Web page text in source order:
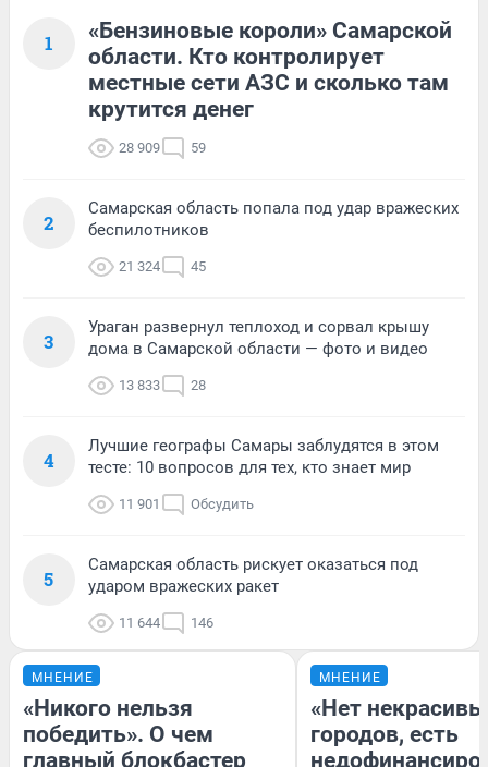
1
«Бензиновые короли» Самарской
области. Кто контролирует
местные сети АЗС и сколько там
крутится денег
28 909 59
2
Самарская область попала под удар вражеских
беспилотников
21 324 45
3
Ураган развернул теплоход и сорвал крышу
дома в Самарской области — фото и видео
13 833 28
4
Лучшие географы Самары заблудятся в этом
тесте: 10 вопросов для тех, кто знает мир
11 901 Обсудить
5
Самарская область рискует оказаться под
ударом вражеских ракет
11 644 146
МНЕНИЕ
«Никого нельзя
победить». О чем
главный блокбастер
МНЕНИЕ
«Нет
городов, есть